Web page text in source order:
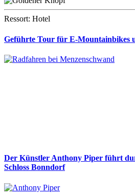
Ressort: Hotel
Geführte Tour für E-Mountainbikes
Der Künstler Anthony Piper führt
Schloss Bonndorf